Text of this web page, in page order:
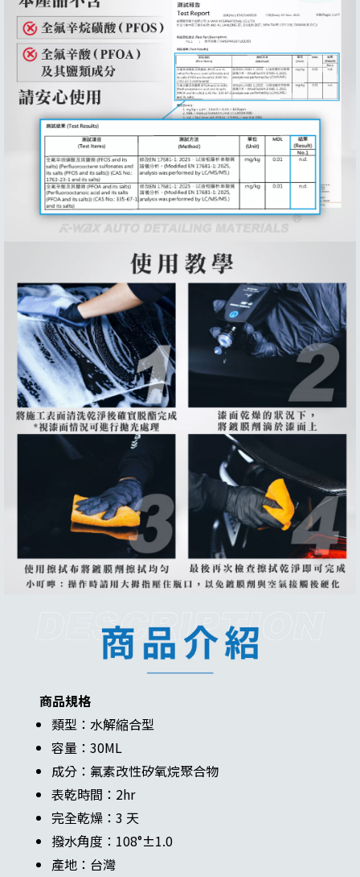
商品規格
類型：水解縮合型
容量：30ML
成分：氟素改性矽氧烷聚合物
表乾時間：2hr
完全乾燥：3 天
撥水角度：108°±1.0
產地：台灣